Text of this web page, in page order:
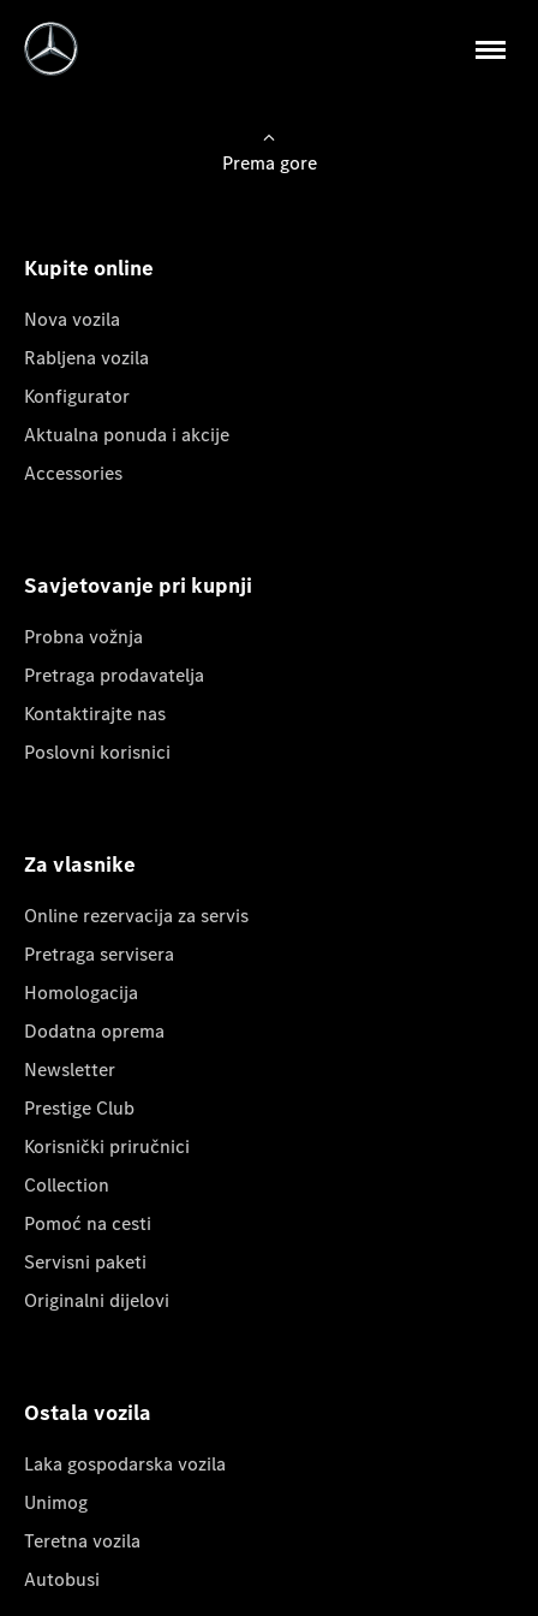
Prema gore
Kupite online
Nova vozila
Rabljena vozila
Konfigurator
Aktualna ponuda i akcije
Accessories
Savjetovanje pri kupnji
Probna vožnja
Pretraga prodavatelja
Kontaktirajte nas
Poslovni korisnici
Za vlasnike
Online rezervacija za servis
Pretraga servisera
Homologacija
Dodatna oprema
Newsletter
Prestige Club
Korisnički priručnici
Collection
Pomoć na cesti
Servisni paketi
Originalni dijelovi
Ostala vozila
Laka gospodarska vozila
Unimog
Teretna vozila
Autobusi